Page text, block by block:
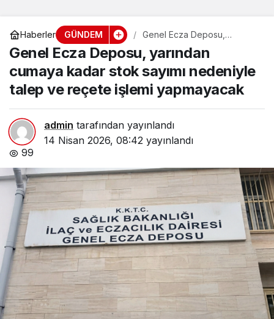
Haberler GÜNDEM
Genel Ecza Deposu,
sayımı nedeniyle talep ve
reçete işlemi yapmayacak
Genel Ecza Deposu, yarından
cumaya kadar stok sayımı nedeniyle
talep ve reçete işlemi yapmayacak
admin tarafından yayınlandı
14 Nisan 2026, 08:42 yayınlandı
99